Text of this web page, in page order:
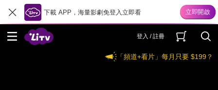
下載 APP，海量影劇免登入立即看
登入 / 註冊
「頻道+看片」每月只要 $199？